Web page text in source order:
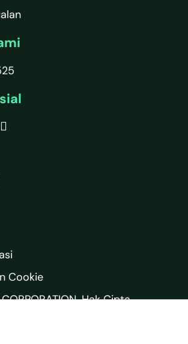
Hak Cipta
Cookie